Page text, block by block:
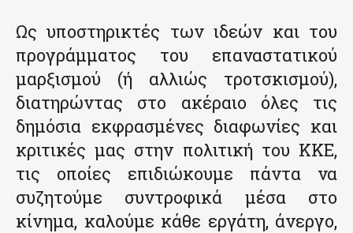
Ως υποστηρικτές των ιδεών και του
προγράμματος του επαναστατικού
μαρξισμού (ή αλλιώς τροτσκισμού),
διατηρώντας στο ακέραιο όλες τις
δημόσια εκφρασμένες διαφωνίες και
κριτικές μας στην πολιτική του ΚΚΕ,
τις οποίες επιδιώκουμε πάντα να
συζητούμε συντροφικά μέσα στο
κίνημα, καλούμε κάθε εργάτη, άνεργο,